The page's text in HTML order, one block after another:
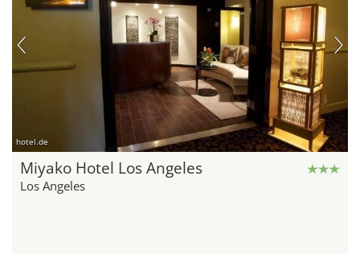
hotel.de
Miyako Hotel Los Angeles
Los Angeles